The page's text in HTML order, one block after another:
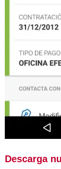
Descarga